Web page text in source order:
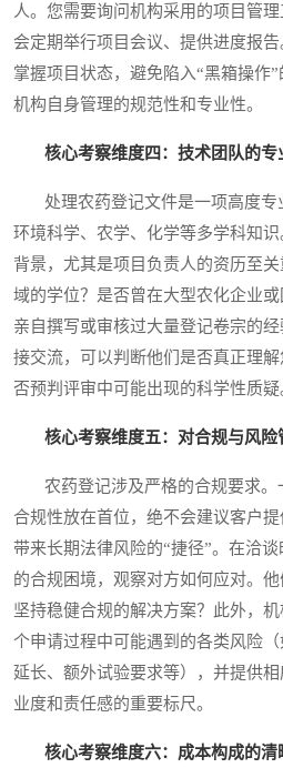
人。您需要询问机构采用的项目管
会定期举行项目会议、提供进度报
掌握项目状态，避免陷入“黑箱操作
机构自身管理的规范性和专业性。
核心考察维度四：技术团队的专
处理农药登记文件是一项高度专
环境科学、农学、化学等多学科知
背景，尤其是项目负责人的资历至
域的学位？是否曾在大型农化企业
亲自撰写或审核过大量登记卷宗的
接交流，可以判断他们是否真正理
否预判评审中可能出现的科学性质疑
核心考察维度五：对合规与风险
农药登记涉及严格的合规要求。
合规性放在首位，绝不会建议客户
带来长期法律风险的“捷径”。在洽
的合规困境，观察对方如何应对。
坚持稳健合规的解决方案？此外，
个申请过程中可能遇到的各类风险
延长、额外试验要求等），并提供
业度和责任感的重要标尺。
核心考察维度六：成本构成的清